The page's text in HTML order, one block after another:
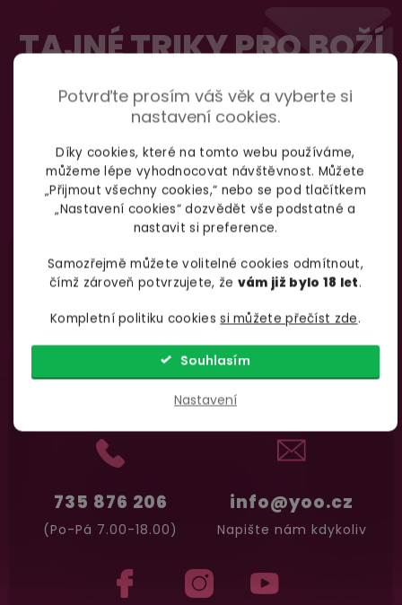
Potvrďte prosím váš věk a vyberte si
nastavení cookies.
Díky cookies, které na tomto webu používáme,
můžeme lépe vyhodnocovat návštěvnost. Můžete
„Přijmout všechny cookies,“ nebo se pod tlačítkem
„Nastavení cookies“ dozvědět vše podstatné a
nastavit si preference.
Samozřejmě můžete volitelné cookies odmítnout,
čímž zároveň potvrzujete, že vám již bylo 18 let.
Kompletní politiku cookiessi můžete přečíst zde.
Nastavení
Souhlasím
Nikdo nepozná, co jste si objednali. Mrkněte,
Na rychlosti záleží! Vše důležité máme
a okamžitě odesíláme.
Máte30 dnína bezplatné vrácení zboží
TAJNÉ TRIKY PRO BOŽÍ
SEX
Vložením e-mailu souhlasíte spodmínkami ochrany
osobních údajů
Odebírat
info@yoo.cz
Napište nám kdykoliv
735 876 206
(Po-Pá 7.00-18.00)
Nevíte si radys výběrem zboží?